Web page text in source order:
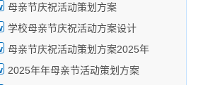
母亲节庆祝活动策划方案
学校母亲节庆祝活动方案设计
母亲节庆祝活动策划方案2025年
2025年年母亲节活动策划方案